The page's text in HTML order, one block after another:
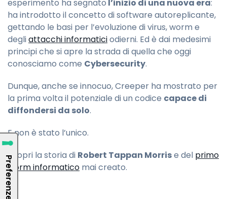
esperimento ha segnato l’inizio di una nuova era:
ha introdotto il concetto di software autoreplicante,
gettando le basi per l’evoluzione di virus, worm e
degliattacchi informaticiodierni. Ed è dai medesimi
principi che si apre la strada di quella che oggi
conosciamo come Cybersecurity.
Dunque, anche se innocuo, Creeper ha mostrato per
la prima volta il potenziale di un codice capace di
diffondersi da solo.
E non è stato l’unico.
Scopri la storia di Robert Tappan Morrise del primo
worm informatico mai creato.